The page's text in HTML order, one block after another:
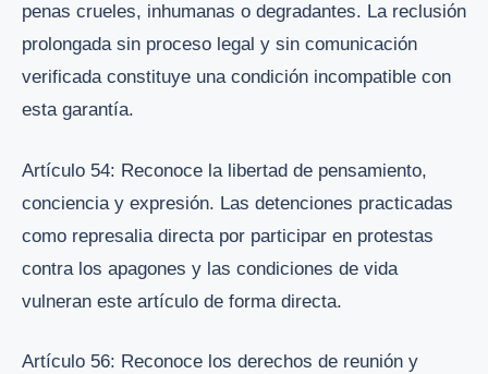
penas crueles, inhumanas o degradantes. La reclusión
prolongada sin proceso legal y sin comunicación
verificada constituye una condición incompatible con
esta garantía.
Artículo 54: Reconoce la libertad de pensamiento,
conciencia y expresión. Las detenciones practicadas
como represalia directa por participar en protestas
contra los apagones y las condiciones de vida
vulneran este artículo de forma directa.
Artículo 56: Reconoce los derechos de reunión y